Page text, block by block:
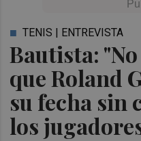
Bautista:
que Roland
su fecha sin
los
TENIS | ENTREVISTA